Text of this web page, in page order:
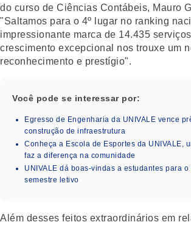
do curso de Ciências Contábeis, Mauro
"Saltamos para o 4º lugar no ranking
impressionante marca de 14.435
crescimento excepcional nos trouxe um
reconhecimento e prestígio".
Você pode se interessar por:
Egresso de Engenharia da UNIVALE vence
construção de infraestrutura
Conheça a Escola de Esportes da UNIVALE,
faz a diferença na comunidade
UNIVALE dá boas-vindas a estudantes para
semestre letivo
Além desses feitos extraordinários em